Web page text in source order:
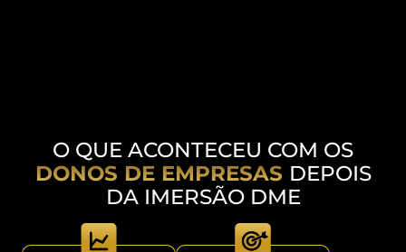
O QUE ACONTECEU COM OS
DONOS DE EMPRESAS DEPOIS
DA IMERSÃO DME